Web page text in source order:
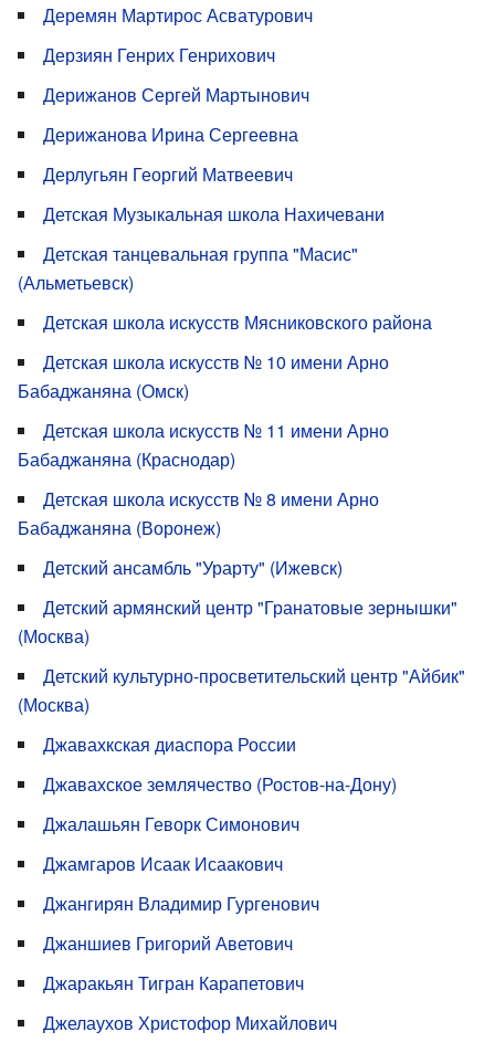
Деремян Мартирос Асватурович
Дерзиян Генрих Генрихович
Дерижанов Сергей Мартынович
Дерижанова Ирина Сергеевна
Дерлугьян Георгий Матвеевич
Детская Музыкальная школа Нахичевани
Детская танцевальная группа "Масис"
(Альметьевск)
Детская школа искусств Мясниковского района
Детская школа искусств № 10 имени Арно
Бабаджаняна (Омск)
Детская школа искусств № 11 имени Арно
Бабаджаняна (Краснодар)
Детская школа искусств № 8 имени Арно
Бабаджаняна (Воронеж)
Детский ансамбль "Урарту" (Ижевск)
Детский армянский центр "Гранатовые зернышки"
(Москва)
Детский культурно-просветительский центр "Айбик"
(Москва)
Джавахкская диаспора России
Джавахское землячество (Ростов-на-Дону)
Джалашьян Геворк Симонович
Джамгаров Исаак Исаакович
Джангирян Владимир Гургенович
Джаншиев Григорий Аветович
Джаракьян Тигран Карапетович
Джелаухов Христофор Михайлович